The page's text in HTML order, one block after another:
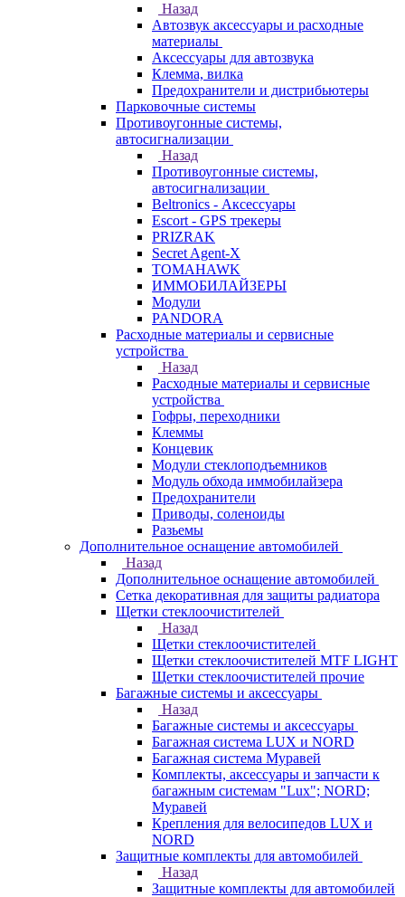
Назад
Автозвук аксессуары и расходные
материалы
Аксессуары для автозвука
Клемма, вилка
Предохранители и дистрибьютеры
Парковочные системы
Противоугонные системы,
автосигнализации
Назад
Противоугонные системы,
автосигнализации
Beltronics - Аксессуары
Escort - GPS трекеры
PRIZRAK
Secret Agent-X
TOMAHAWK
ИММОБИЛАЙЗЕРЫ
Модули
PANDORA
Расходные материалы и сервисные
устройства
Назад
Расходные материалы и сервисные
устройства
Гофры, переходники
Клеммы
Концевик
Модули стеклоподъемников
Модуль обхода иммобилайзера
Предохранители
Приводы, соленоиды
Разьемы
Дополнительное оснащение автомобилей
Назад
Дополнительное оснащение автомобилей
Сетка декоративная для защиты радиатора
Щетки стеклоочистителей
Назад
Щетки стеклоочистителей
Щетки стеклоочистителей MTF LIGHT
Щетки стеклоочистителей прочие
Багажные системы и аксессуары
Назад
Багажные системы и аксессуары
Багажная система LUX и NORD
Багажная система Муравей
Комплекты, аксессуары и запчасти к
багажным системам "Lux"; NORD;
Муравей
Крепления для велосипедов LUX и
NORD
Защитные комплекты для автомобилей
Назад
Защитные комплекты для автомобилей